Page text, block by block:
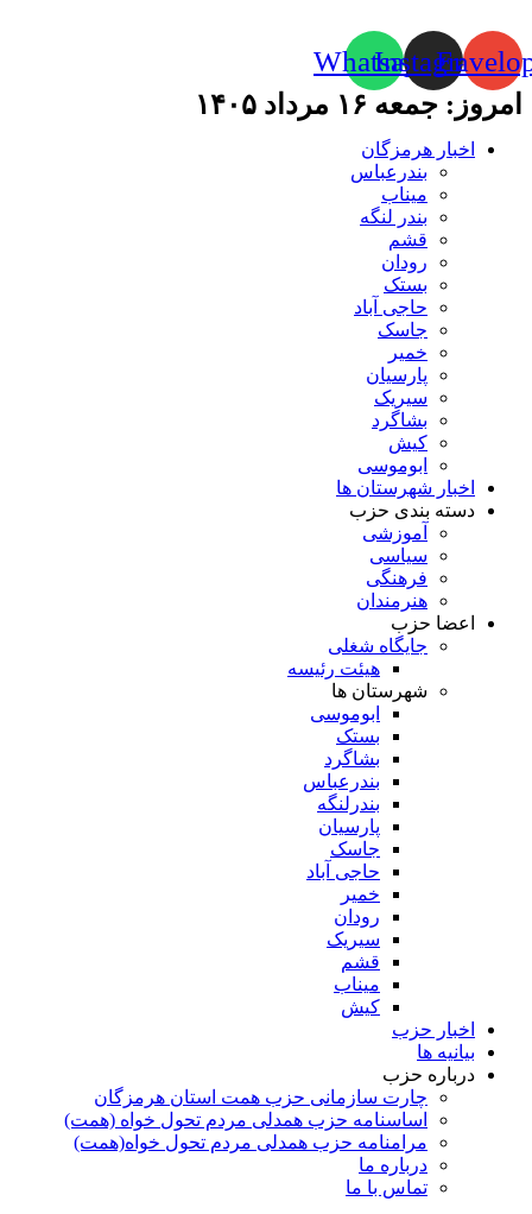
Instagram
Whatsapp
امروز: جمعه ۱۶ مرداد ۱۴۰۵
اخبار هرمزگان
بندرعباس
میناب
بندر لنگه
قشم
رودان
بستک
حاجی آباد
جاسک
خمیر
پارسیان
سیریک
بشاگرد
کیش
ابوموسی
اخبار شهرستان ها
دسته بندی حزب
آموزشی
سیاسی
فرهنگی
هنرمندان
اعضا حزب
جایگاه شغلی
هیئت رئیسه
شهرستان ها
ابوموسی
بستک
بشاگرد
بندرعباس
بندرلنگه
پارسیان
جاسک
حاجی آباد
خمیر
رودان
سیریک
قشم
میناب
کیش
اخبار حزب
بیانیه ها
درباره حزب
چارت سازمانی حزب همت استان هرمزگان
اساسنامه حزب همدلی مردم تحول خواه (همت)
مرامنامه حزب همدلی مردم تحول خواه(همت)
درباره ما
تماس با ما